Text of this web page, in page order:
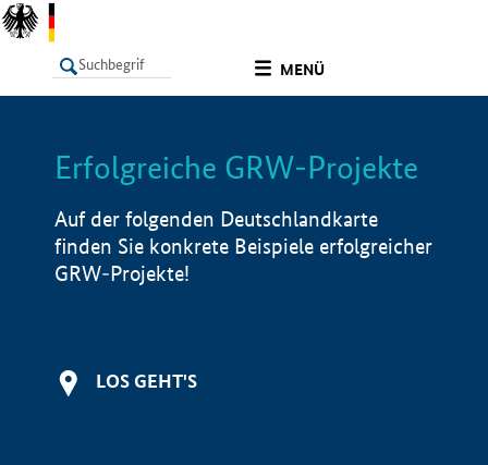
MENÜ
LISTE Info
Erfolgreiche GRW-Projekte
Auf der folgenden Deutschlandkarte
finden Sie konkrete Beispiele erfolgreicher
GRW-Projekte!
LOS GEHT'S